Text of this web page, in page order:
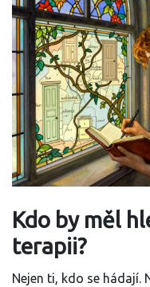
Kdo by měl
terapii?
Nejen ti, kdo se hádají.